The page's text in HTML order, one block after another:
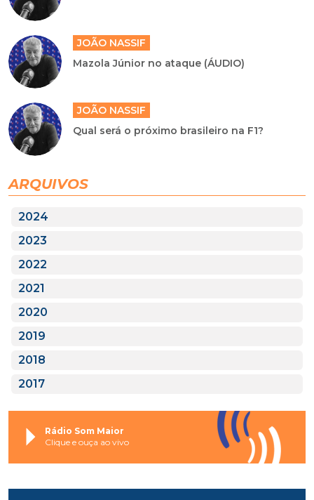
JOÃO NASSIF
Mazola Júnior no ataque (ÁUDIO)
JOÃO NASSIF
Qual será o próximo brasileiro na F1?
ARQUIVOS
2024
2023
2022
2021
2020
2019
2018
2017
Rádio Som Maior
Clique e ouça ao vivo